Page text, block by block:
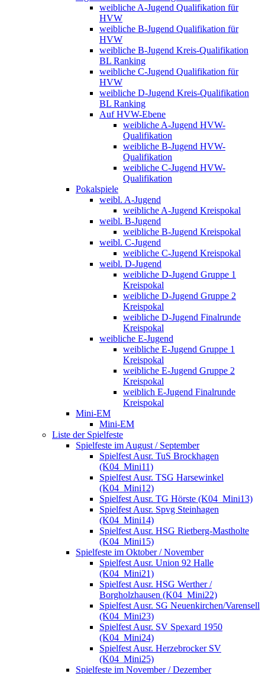
weibliche A-Jugend Qualifikation für
HVW
weibliche B-Jugend Qualifikation für
HVW
weibliche B-Jugend Kreis-Qualifikation
BL Ranking
weibliche C-Jugend Qualifikation für
HVW
weibliche D-Jugend Kreis-Qualifikation
BL Ranking
Auf HVW-Ebene
weibliche A-Jugend HVW-
Qualifikation
weibliche B-Jugend HVW-
Qualifikation
weibliche C-Jugend HVW-
Qualifikation
Pokalspiele
weibl. A-Jugend
weibliche A-Jugend Kreispokal
weibl. B-Jugend
weibliche B-Jugend Kreispokal
weibl. C-Jugend
weibliche C-Jugend Kreispokal
weibl. D-Jugend
weibliche D-Jugend Gruppe 1
Kreispokal
weibliche D-Jugend Gruppe 2
Kreispokal
weibliche D-Jugend Finalrunde
Kreispokal
weibliche E-Jugend
weibliche E-Jugend Gruppe 1
Kreispokal
weibliche E-Jugend Gruppe 2
Kreispokal
weiblich E-Jugend Finalrunde
Kreispokal
Mini-EM
Mini-EM
Liste der Spielfeste
Spielfeste im August / September
Spielfest Ausr. TuS Brockhagen
(K04_Mini11)
Spielfest Ausr. TSG Harsewinkel
(K04_Mini12)
Spielfest Ausr. TG Hörste (K04_Mini13)
Spielfest Ausr. Spvg Steinhagen
(K04_Mini14)
Spielfest Ausr. HSG Rietberg-Mastholte
(K04_Mini15)
Spielfeste im Oktober / November
Spielfest Ausr. Union 92 Halle
(K04_Mini21)
Spielfest Ausr. HSG Werther /
Borgholzhausen (K04_Mini22)
Spielfest Ausr. SG Neuenkirchen/Varensell
(K04_Mini23)
Spielfest Ausr. SV Spexard 1950
(K04_Mini24)
Spielfest Ausr. Herzebrocker SV
(K04_Mini25)
Spielfeste im November / Dezember